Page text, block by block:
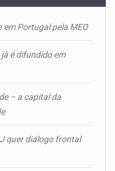
em Portugal pela MEO
já é difundido em
– a capital da
quer diálogo frontal